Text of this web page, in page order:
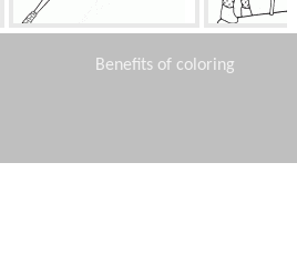
Miel Limón con bombas
Los niños
Benefits of coloring